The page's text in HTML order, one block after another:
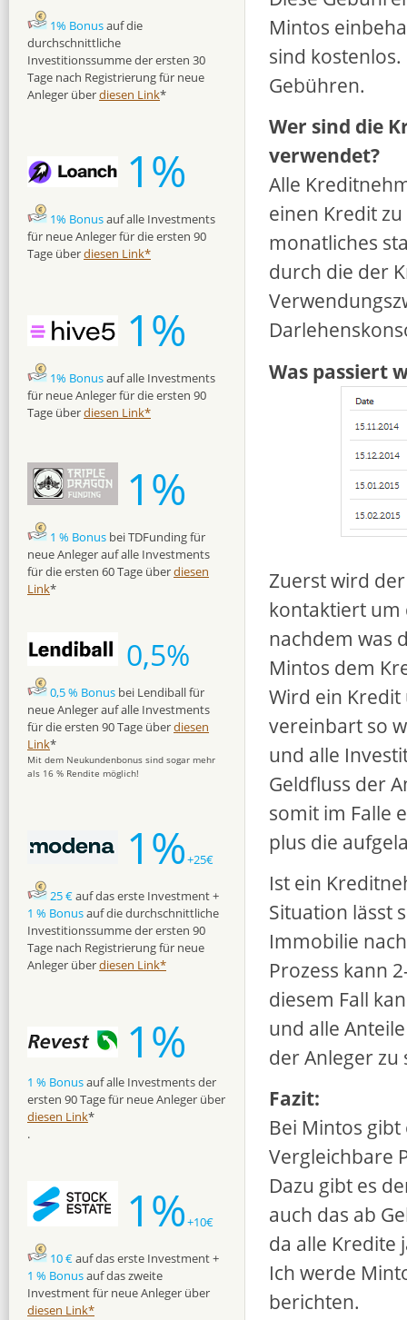
Mintos
sind
Gebühren.
Wer sind die
verwendet?
Alle
einen Kredit
monatliches
durch die der
Was passiert
Zuerst wird
kontaktiert um
nachdem was
Mintos dem
Wird ein
vereinbart so
und alle
Geldfluss der
somit im Falle
plus die
Ist ein
Situation lässt
Immobilie
Prozess kann
diesem Fall
und alle
der Anleger zu
Fazit:
Bei Mintos
Vergleichbare
Dazu gibt es
auch das ab
da alle Kredite
Ich werde
berichten.
1% Bonusauf die
durchschnittliche
Investitionssumme der ersten 30
Tage nach Registrierung für neue
Anleger überdiesen Link*
1%
1% Bonusauf alle Investments
für neue Anleger für die ersten 90
Tage überdiesen Link*
1%
1% Bonusauf alle Investments
für neue Anleger für die ersten 90
Tage überdiesen Link*
1%
1 % Bonus bei TDFunding für
neue Anleger auf alle Investments
für die ersten 60 Tage überdiesen
Link*
0,5%
0,5 % Bonus bei Lendiball für
neue Anleger auf alle Investments
für die ersten 90 Tage überdiesen
Link*
Mit dem Neukundenbonus sind sogar mehr
als 16 % Rendite möglich!
1%+25€
25 €auf das erste Investment +
1 % Bonusauf die durchschnittliche
Investitionssumme der ersten 90
Tage nach Registrierung für neue
Anleger überdiesen Link*
1%
1 % Bonusauf alle Investments der
ersten 90 Tage für neue Anleger über
diesen Link*
.
1%+10€
10 €auf das erste Investment +
1 % Bonusauf das zweite
Investment für neue Anleger über
diesen Link*